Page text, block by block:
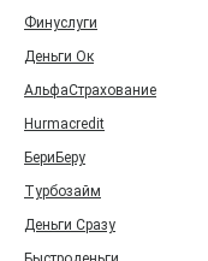
Финуслуги
Деньги Ок
АльфаСтрахование
Hurmacredit
БериБеру
Турбозайм
Деньги Сразу